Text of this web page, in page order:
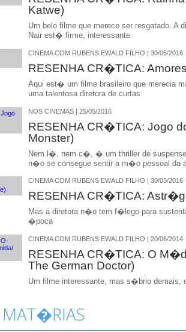
Katwe)
Um belo filme que merece ser resgatado. A
Nair est� firme, interessante
CINEMA COM RUBENS EWALD FILHO | 30/05/2016
RESENHA CR�TICA:
Aqui est� um filme brasileiro que merecia
uma talentosa diretora de curtas
NOS CINEMAS | 25/05/2016
RESENHA CR�TICA: Jogo
Monster)
Nem l�, nem c�, � um thriller de
n�o se consegue sentir a m�o pessoal da
CINEMA COM RUBENS EWALD FILHO | 30/03/2016
RESENHA CR�TICA:
Mas a diretora n�o tem f�lego para
�poca
CINEMA COM RUBENS EWALD FILHO | 20/06/2014
RESENHA CR�TICA: O
The German Doctor)
Um filme interessante, mas s�brio demais,